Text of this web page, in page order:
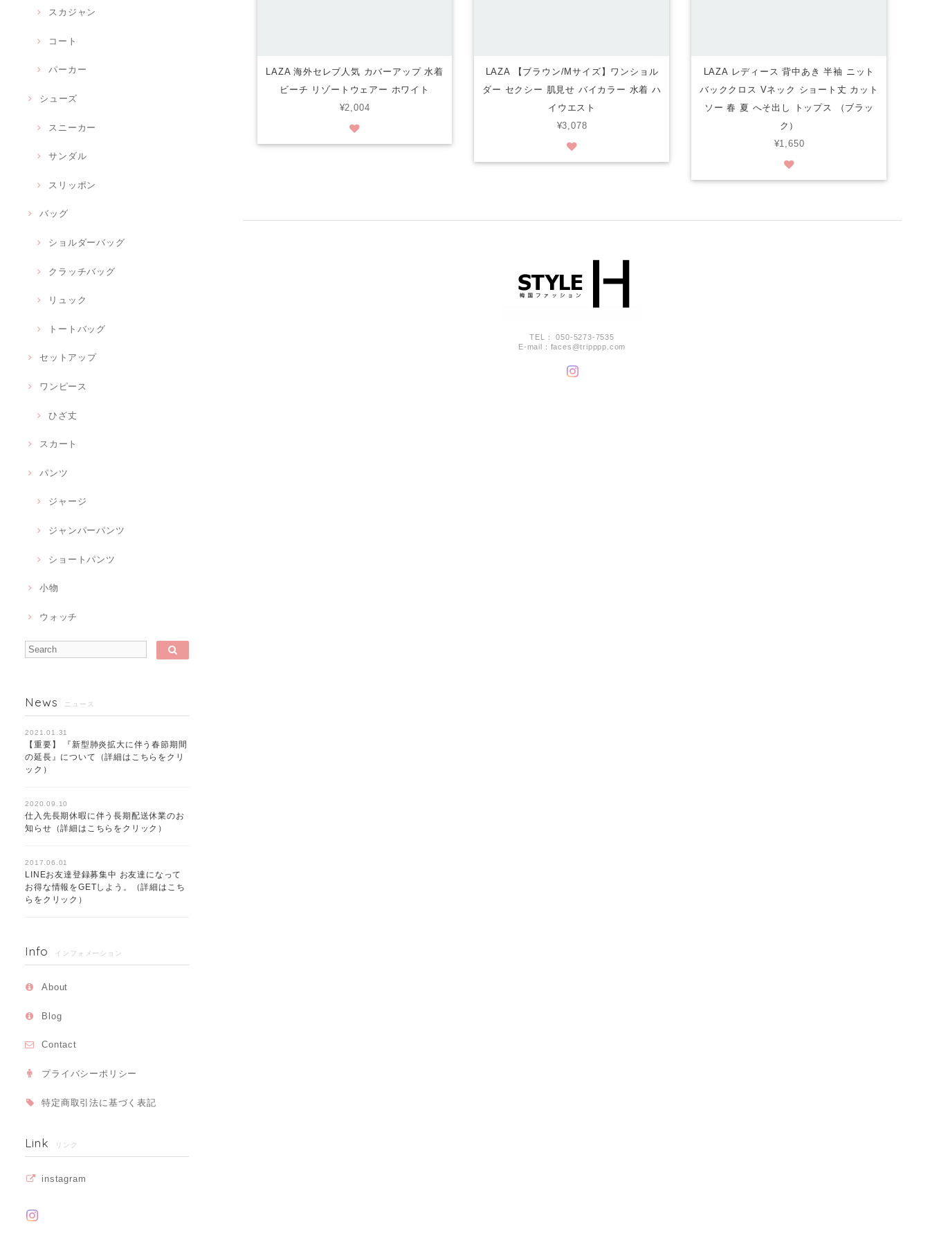
スカジャン
コート
パーカー
シューズ
スニーカー
サンダル
スリッポン
バッグ
ショルダーバッグ
クラッチバッグ
リュック
トートバッグ
セットアップ
ワンピース
ひざ丈
スカート
パンツ
ジャージ
ジャンパーパンツ
ショートパンツ
小物
ウォッチ
News ニュース
2021.01.31
【重要】 『新型肺炎拡大に伴う春節期間
の延長』について（詳細はこちらをクリ
ック）
2020.09.10
仕入先長期休暇に伴う長期配送休業のお
知らせ（詳細はこちらをクリック）
2017.06.01
LINEお友達登録募集中 お友達になって
お得な情報をGETしよう。（詳細はこち
らをクリック）
Info インフォメーション
About
Blog
Contact
プライバシーポリシー
特定商取引法に基づく表記
Link リンク
instagram
LAZA 海外セレブ人気 カバーアップ 水着
ビーチ リゾートウェアー ホワイト
¥2,004
LAZA 【ブラウン/Mサイズ】ワンショル
ダー セクシー 肌見せ バイカラー 水着 ハ
イウエスト
¥3,078
LAZA レディース 背中あき 半袖 ニット
バッククロス Vネック ショート丈 カット
ソー 春 夏 へそ出し トップス （ブラッ
ク）
¥1,650
TEL： 050-5273-7535
E-mail： faces@tripppp.com